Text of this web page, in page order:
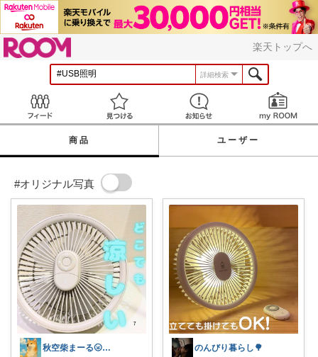
楽天トップへ
詳細検索
見つける お知らせ
商品 ユーザー
#オリジナル写真
秋空柴まーる🌝優しい暮らしアイテム🐾 のんびり暮らし🌳